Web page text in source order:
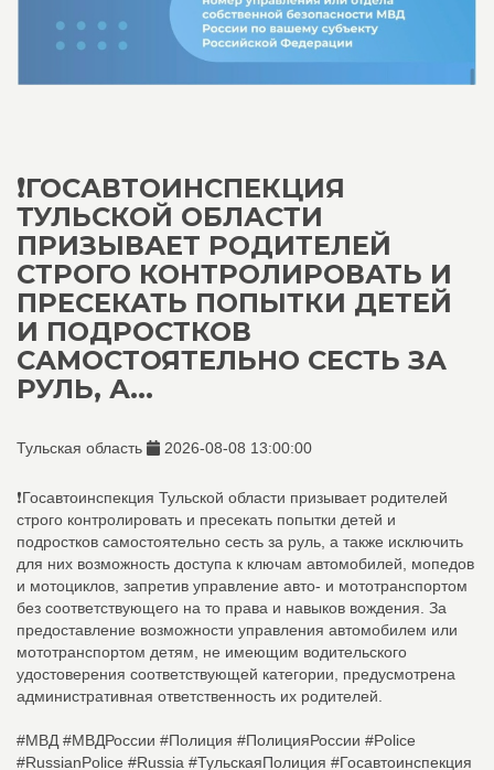
❗ГОСАВТОИНСПЕКЦИЯ
ТУЛЬСКОЙ ОБЛАСТИ
ПРИЗЫВАЕТ РОДИТЕЛЕЙ
СТРОГО КОНТРОЛИРОВАТЬ И
ПРЕСЕКАТЬ ПОПЫТКИ ДЕТЕЙ
И ПОДРОСТКОВ
САМОСТОЯТЕЛЬНО СЕСТЬ ЗА
РУЛЬ, А...
Тульская область 2026-08-08 13:00:00
❗Госавтоинспекция Тульской области призывает родителей
строго контролировать и пресекать попытки детей и
подростков самостоятельно сесть за руль, а также исключить
для них возможность доступа к ключам автомобилей, мопедов
и мотоциклов, запретив управление авто- и мототранспортом
без соответствующего на то права и навыков вождения. За
предоставление возможности управления автомобилем или
мототранспортом детям, не имеющим водительского
удостоверения соответствующей категории, предусмотрена
административная ответственность их родителей.
#МВД #МВДРоссии #Полиция #ПолицияРоссии #Police
#RussianPolice #Russia #ТульскаяПолиция #Госавтоинспекция